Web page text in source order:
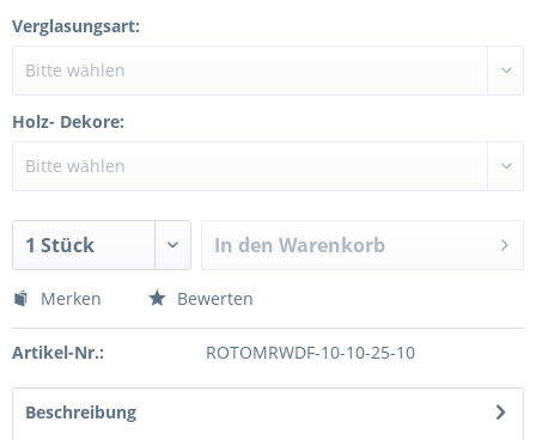
Verglasungsart:
Holz- Dekore:
In den Warenkorb
Merken Bewerten
Artikel-Nr.: ROTOMRWDF-10-10-25-10
Beschreibung